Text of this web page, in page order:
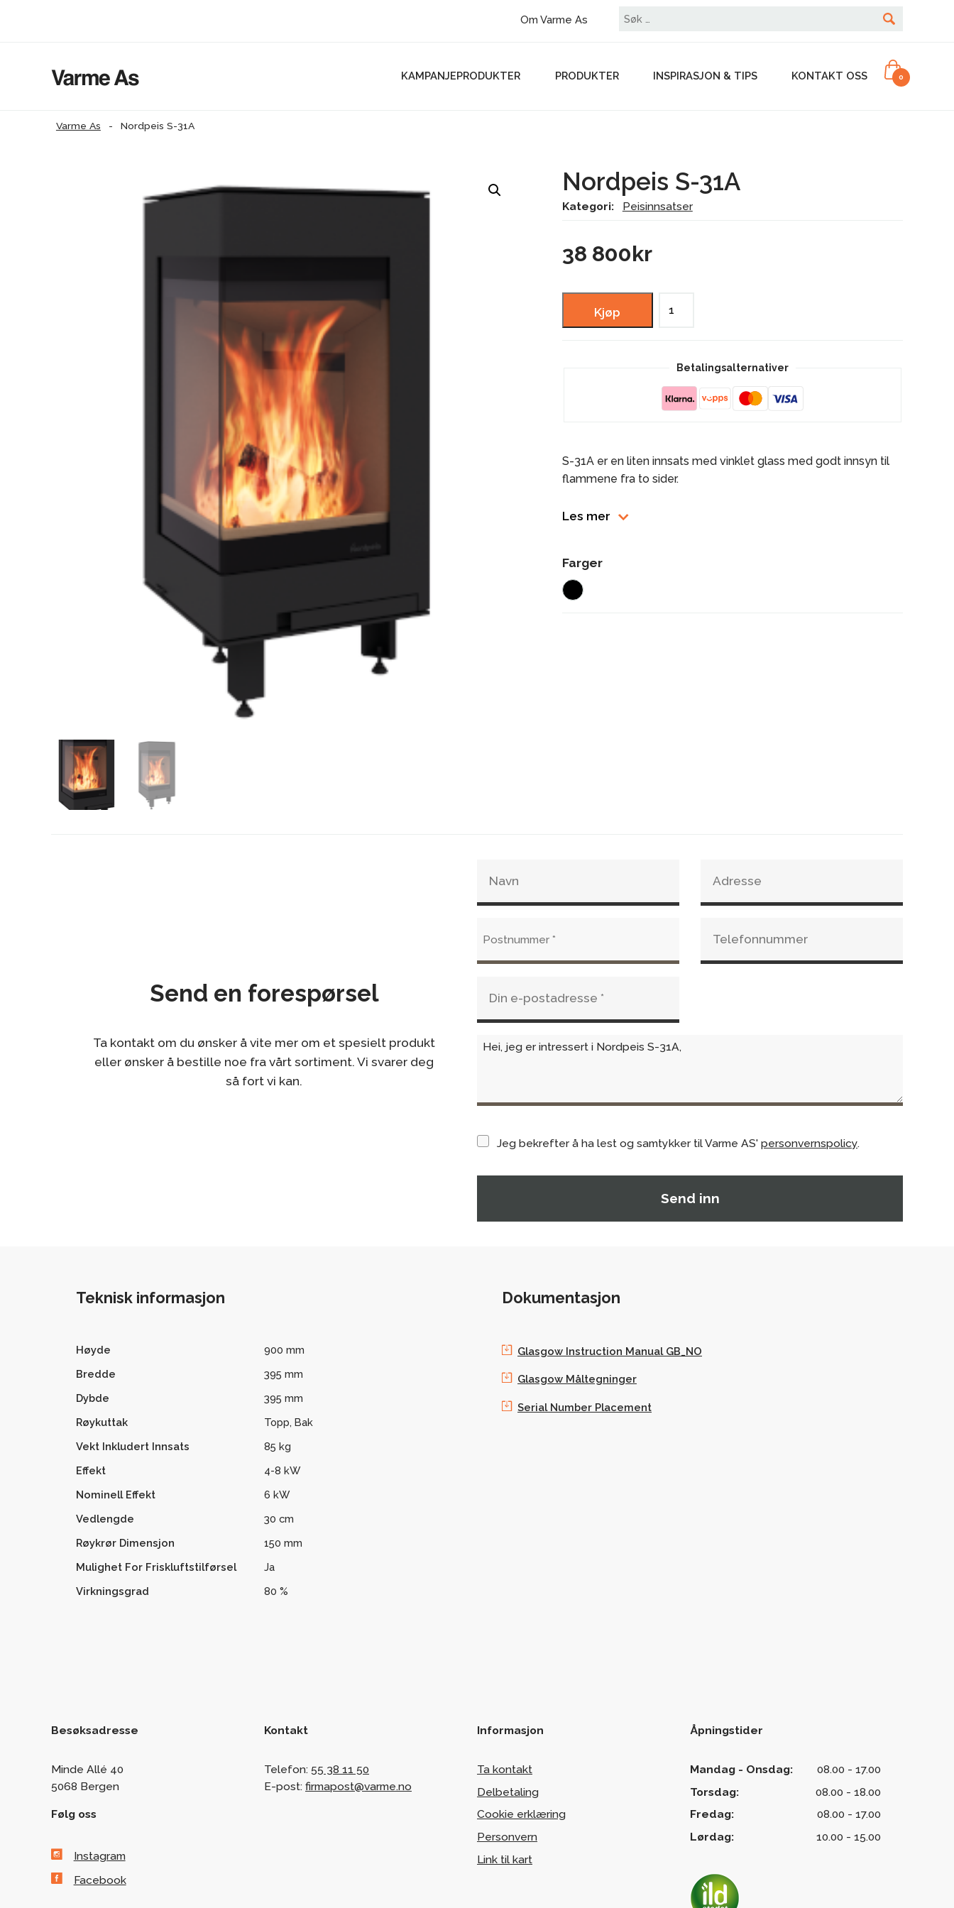
Om Varme As
KAMPANJEPRODUKTER PRODUKTER INSPIRASJON & TIPS KONTAKT OSS 0
Varme As - Nordpeis S-31A
Nordpeis S-31A
Kategori: Peisinnsatser
38 800kr
Kjøp
Betalingsalternativer
S-31A er en liten innsats med vinklet glass med godt innsyn til
flammene fra to sider.
som brennes naturlig ren.
Les mer
Farger
Send en forespørsel
Ta kontakt om du ønsker å vite mer om et spesielt produkt
eller ønsker å bestille noe fra vårt sortiment. Vi svarer deg
så fort vi kan.
Jeg bekrefter å ha lest og samtykker til Varme AS'personvernspolicy.
Teknisk informasjon
Høyde 900 mm
Bredde 395 mm
Dybde 395 mm
Røykuttak Topp, Bak
Vekt Inkludert Innsats 85 kg
Effekt 4-8 kW
Nominell Effekt 6 kW
Vedlengde 30 cm
Røykrør Dimensjon 150 mm
Mulighet For Friskluftstilførsel Ja
Virkningsgrad 80 %
Dokumentasjon
Glasgow Instruction Manual GB_NO
Glasgow Måltegninger
Serial Number Placement
Besøksadresse
Minde Allé 40
5068 Bergen
Følg oss
Instagram
Facebook
Kontakt
Telefon: 55 38 11 50
E-post: firmapost@varme.no
Informasjon
Ta kontakt
Delbetaling
Cookie erklæring
Personvern
Link til kart
Åpningstider
Mandag - Onsdag:
08.00 - 17.00
Torsdag:
08.00 - 18.00
Fredag:
08.00 - 17.00
Lørdag:
10.00 - 15.00